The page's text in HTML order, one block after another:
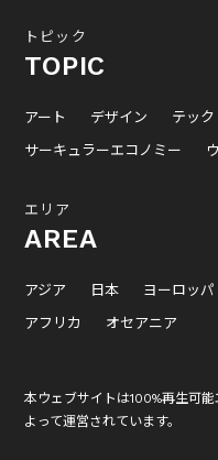
トピック
TOPIC
アート デザイン テック
サーキュラーエコノミー
エリア
AREA
アジア 日本 ヨーロッパ
アフリカ
オセアニア
本ウェブサイトは100%再生可能
よって運営されています。